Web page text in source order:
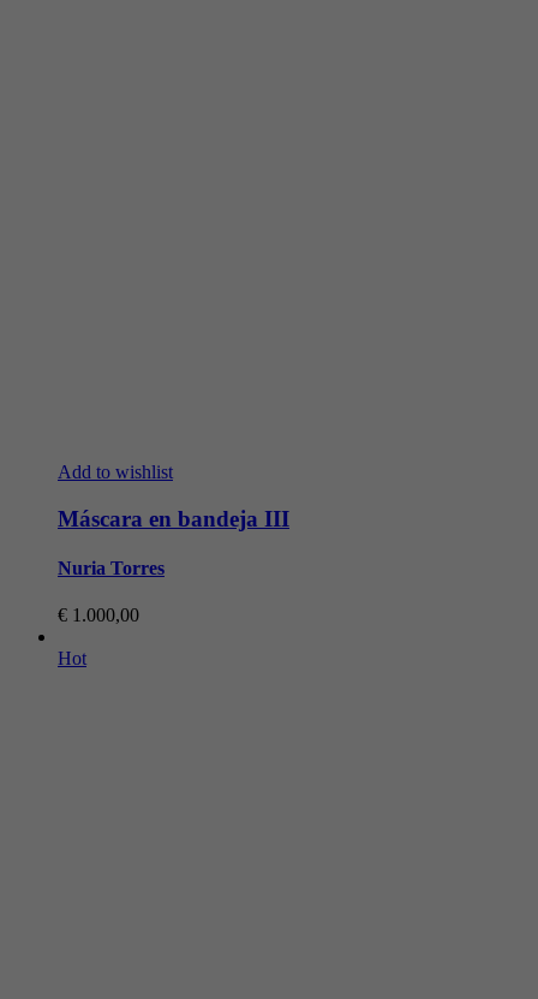
Add to wishlist
Máscara en bandeja III
Nuria Torres
€ 1.000,00
Hot